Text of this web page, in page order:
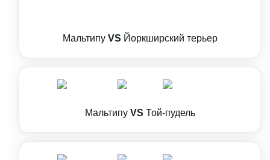
Мальтипу VS Йоркширский терьер
Мальтипу VS Той-пудель